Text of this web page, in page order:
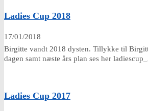
Ladies Cup 2018
17/01/2018
Birgitte vandt 2018 dysten. Tillykke til
dagen samt næste års plan ses her
Ladies Cup 2017